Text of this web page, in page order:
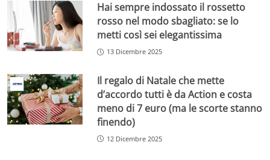
Hai sempre indossato il rossetto
rosso nel modo sbagliato: se lo
metti così sei elegantissima
13 Dicembre 2025
Il regalo di Natale che mette
d’accordo tutti è da Action e costa
meno di 7 euro (ma le scorte stanno
finendo)
12 Dicembre 2025